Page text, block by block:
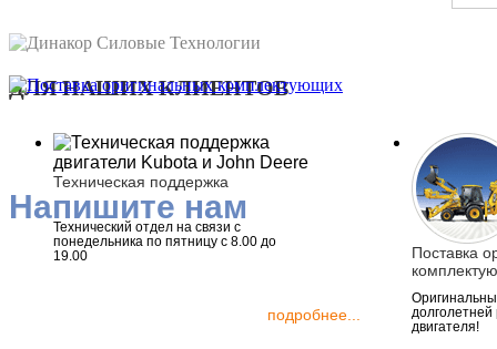
ДЛЯ НАШИХ КЛИЕНТОВ
Техническая поддержка
Технический отдел на связи с
понедельника по пятницу с 8.00 до
19.00
подробнее...
Поставка
двигателя!
Напишите нам